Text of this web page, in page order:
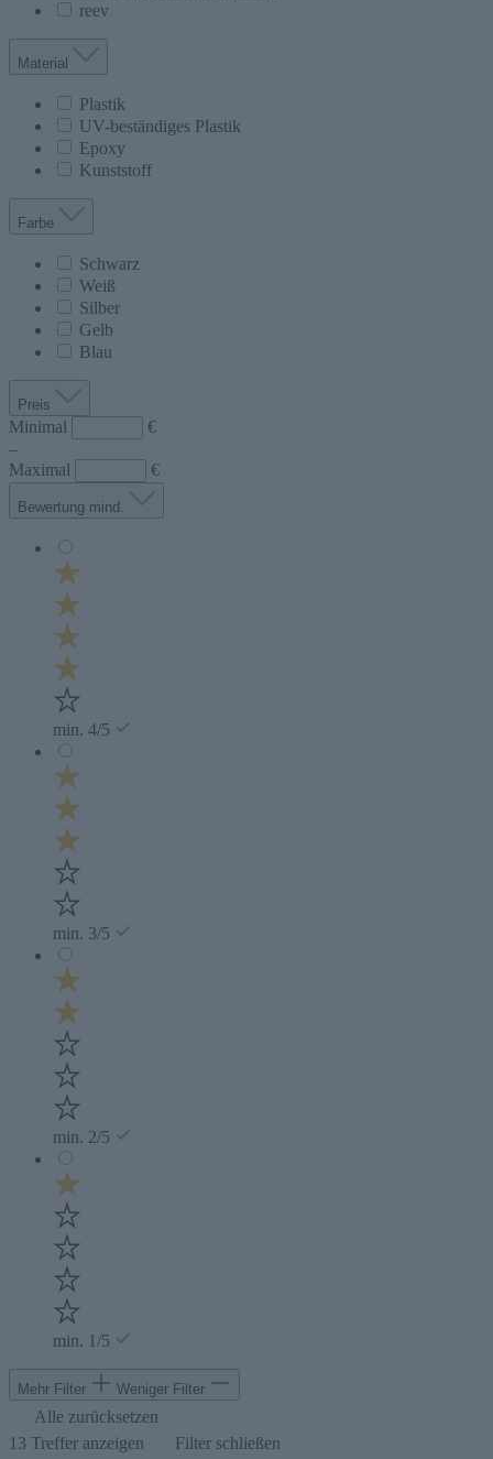
reev
Material
Plastik
UV-beständiges Plastik
Epoxy
Kunststoff
Farbe
Schwarz
Weiß
Silber
Gelb
Blau
Preis
Minimal
€
–
Maximal
€
Bewertung mind.
min. 4/5
min. 3/5
min. 2/5
min. 1/5
Mehr Filter Weniger Filter
Alle zurücksetzen
13 Treffer anzeigen
Filter schließen